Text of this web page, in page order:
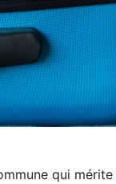
qui mérite